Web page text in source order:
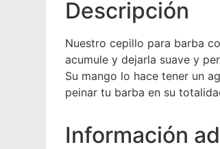
Descripción
Nuestro cepillo para barba
acumule y dejarla suave y
Su mango lo hace tener un
peinar tu barba en su
Información